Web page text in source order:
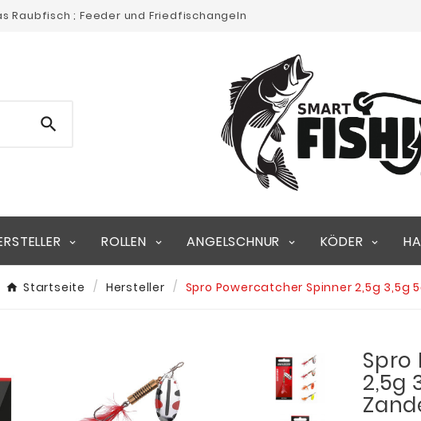
Raubfisch ; Feeder und Friedfischangeln

ROLLEN ANGELSCHNUR KÖDER
Startseite Hersteller Spro Powercatcher Spinner 2,5g 3,5g
Spro
2,5g